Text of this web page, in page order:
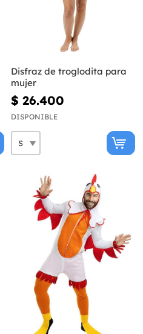
Disfraz de troglodita para
mujer
$ 26.400
DISPONIBLE